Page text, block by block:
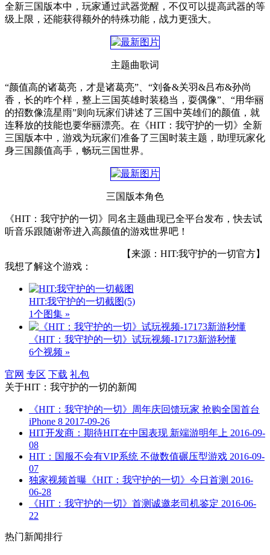
全新三国版本中，玩家通过武器觉醒，不仅可以提高武器的等
级上限，还能获得额外的特殊功能，战力更强大。
主题曲歌词
“颜值高的诸葛亮，才是诸葛亮”、“刘备&关羽&吕布&孙尚
香，长的咋个样，整上三国英雄时装稳当，耍偶像”、“用华丽
的招数像流星雨”则向玩家们讲述了三国中英雄们的颜值，就
连释放的技能也要华丽漂亮。在《HIT：我守护的一切》全新
三国版本中，游戏为玩家们准备了三国时装主题，助理玩家化
身三国颜值高手，畅玩三国世界。
三国版本角色
《HIT：我守护的一切》同名主题曲现已全平台发布，快去试
听音乐跟随谢帝进入高颜值的游戏世界吧！
【来源：HIT:我守护的一切官方】
我想了解这个游戏：
HIT:我守护的一切截图(5)
1个图集 »
《HIT：我守护的一切》试玩视频-17173新游秒懂
6个视频 »
官网 专区 下载 礼包
关于HIT：我守护的一切的新闻
《HIT：我守护的一切》周年庆回馈玩家 抢购全国首台
iPhone 8 2017-09-26
HIT开发商：期待HIT在中国表现 新端游明年上 2016-09-
08
HIT：国服不会有VIP系统 不做数值碾压型游戏 2016-09-
07
独家视频首曝《HIT：我守护的一切》今日首测 2016-
06-28
《HIT：我守护的一切》首测诚邀老司机鉴定 2016-06-
22
热门新闻排行